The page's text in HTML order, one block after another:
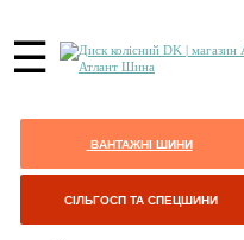
☰
ВАНТАЖНІ ШИНИ
СІЛЬГОСП ТА СПЕЦШИНИ